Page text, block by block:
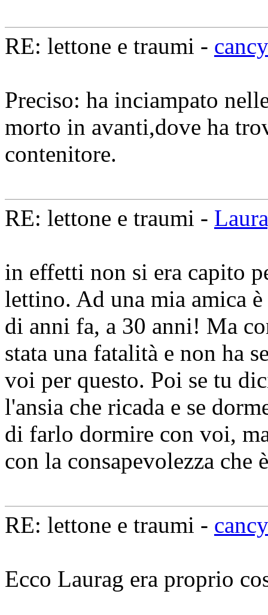
RE: lettone e traumi - cancy
Preciso: ha inciampato
morto in avanti,dove ha
contenitore.
RE: lettone e traumi -
in effetti non si era capito
lettino. Ad una mia amica
di anni fa, a 30 anni! Ma
stata una fatalità e non ha
voi per questo. Poi se tu
l'ansia che ricada e se
di farlo dormire con voi,
con la consapevolezza che
RE: lettone e traumi - cancy
Ecco Laurag era proprio